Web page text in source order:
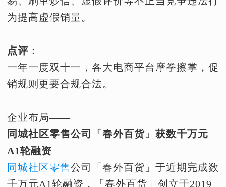
为提高虚假销量。
点评：
一年一度双十一，各大电商平台摩拳擦掌，促
销规则更要合规合法。
企业布局——
同城社区零售公司「春外百货」获数千万元
A1轮融资
同城社区零售公司「春外百货」于近期完成数
千万元A1轮融资，「春外百货」创立于2019